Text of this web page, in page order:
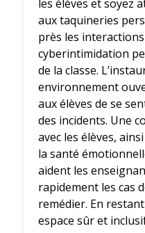
les élèves et soyez
aux taquineries
près les
cyberintimidation
de la classe.
environnement
aux élèves de se
des incidents. Une
avec les élèves,
la santé
aident les
rapidement les cas
remédier. En
espace sûr et